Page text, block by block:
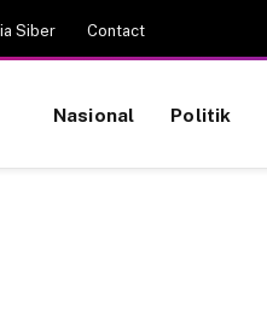
Siber Contact
Nasional Politik